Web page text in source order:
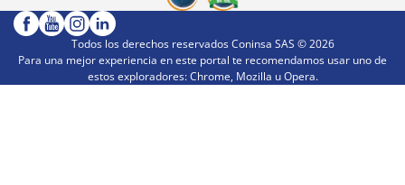
Todos los derechos reservados Coninsa SAS ©2026
Para una mejor experiencia en este portal te recomendamos usar uno de
estos exploradores: Chrome, Mozilla u Opera.